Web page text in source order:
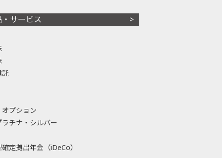
・サービス
託
プション
ラチナ・シルバー
定拠出年金（iDeCo）